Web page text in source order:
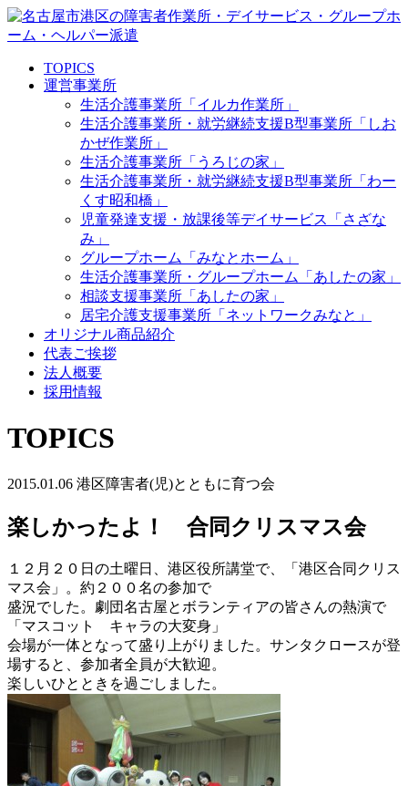
TOPICS
運営事業所
生活介護事業所「イルカ作業所」
生活介護事業所・就労継続支援B型事業所「しお
かぜ作業所」
生活介護事業所「うろじの家」
生活介護事業所・就労継続支援B型事業所「わー
くす昭和橋」
児童発達支援・放課後等デイサービス「さざな
み」
グループホーム「みなとホーム」
生活介護事業所・グループホーム「あしたの家」
相談支援事業所「あしたの家」
居宅介護支援事業所「ネットワークみなと」
オリジナル商品紹介
代表ご挨拶
法人概要
採用情報
TOPICS
2015.01.06 港区障害者(児)とともに育つ会
楽しかったよ！ 合同クリスマス会
１２月２０日の土曜日、港区役所講堂で、「港区合同クリス
マス会」。約２００名の参加で
盛況でした。劇団名古屋とボランティアの皆さんの熱演で
「マスコット キャラの大変身」
会場が一体となって盛り上がりました。サンタクロースが登
場すると、参加者全員が大歓迎。
楽しいひとときを過ごしました。